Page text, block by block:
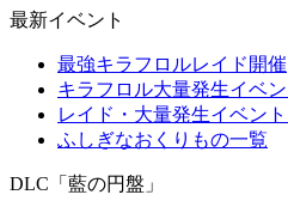
最新イベント
最強キラフロルレイド開催
キラフロル大量発生イベン
レイド・大量発生イベン
ふしぎなおくりもの一覧
DLC「藍の円盤」